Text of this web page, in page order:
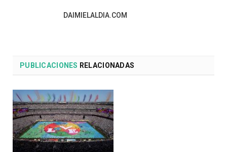
DAIMIELALDIA.COM
PUBLICACIONES RELACIONADAS